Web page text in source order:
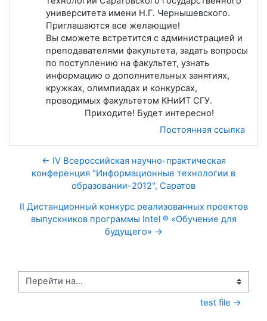
университета имени Н.Г. Чернышевского.
Приглашаются все желающие!
Вы сможете встретится с администрацией и
преподавателями факультета, задать вопросы
по поступлению на факультет, узнать
информацию о дополнительных занятиях,
кружках, олимпиадах и конкурсах,
проводимых факультетом КНиИТ СГУ.
Приходите! Будет интересно!
Постоянная ссылка
← IV Всероссийская научно-практическая
конференция "Информационные технологии в
образовании-2012", Саратов
II Дистанционный конкурс реализованных проектов
выпускников программы Intel ® «Обучение для
будущего» →
Перейти на...
test file →